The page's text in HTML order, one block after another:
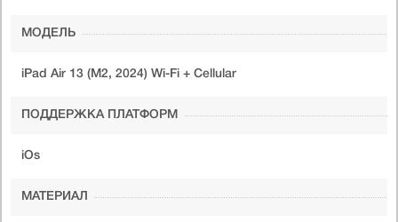
МОДЕЛЬ
iPad Air 13 (M2, 2024) Wi-Fi + Cellular
ПОДДЕРЖКА ПЛАТФОРМ
iOs
МАТЕРИАЛ